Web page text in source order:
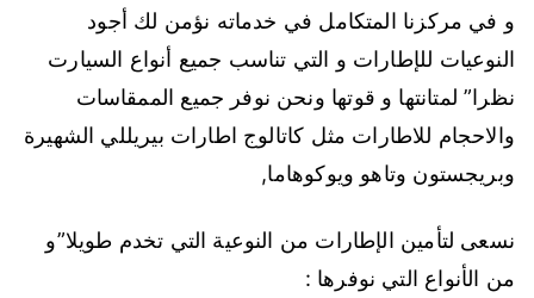
و في مركزنا المتكامل في خدماته نؤمن لك أجود
النوعيات للإطارات و التي تناسب جميع أنواع السيارت
نظرا” لمتانتها و قوتها ونحن نوفر جميع الممقاسات
والاحجام للاطارات مثل كاتالوج اطارات بيريللي الشهيرة
وبريجستون وتاهو ويوكوهاما,
نسعى لتأمين الإطارات من النوعية التي تخدم طويلا”و
من الأنواع التي نوفرها :